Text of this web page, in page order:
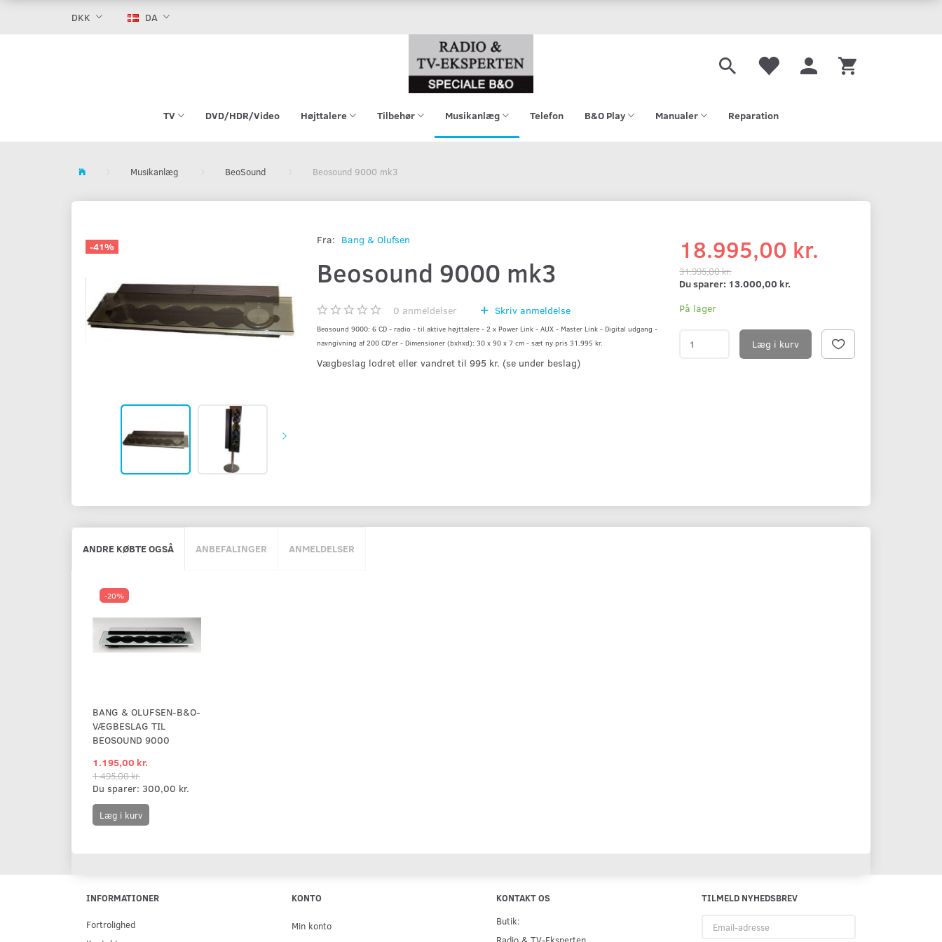
DKK DA
TV DVD/HDR/Video Højttalere Tilbehør Musikanlæg Telefon B&O Play Manualer Reparation
Musikanlæg BeoSound Beosound 9000 mk3
-41%
Fra: Bang & Olufsen
Beosound 9000 mk3
0 anmeldelser Skriv anmeldelse
Beosound 9000: 6 CD - radio - til aktive højttalere - 2 x Power Link - AUX - Master Link - Digital udgang -
navngivning af 200 CD'er - Dimensioner (bxhxd): 30 x 90 x 7 cm - sæt ny pris 31.995 kr.
Vægbeslag lodret eller vandret til 995 kr. (se under beslag)
18.995,00 kr.
31.995,00 kr.
Du sparer: 13.000,00 kr.
På lager
Læg i kurv
ANDRE KØBTE OGSÅ ANBEFALINGER ANMELDELSER
-20%
BANG & OLUFSEN-B&O-
VÆGBESLAG TIL
BEOSOUND 9000
1.195,00 kr.
1.495,00 kr.
Du sparer: 300,00 kr.
Læg i kurv
INFORMATIONER
Fortrolighed
KONTO
Min konto
KONTAKT OS
Butik:
Radio & TV-Eksperten
TILMELD NYHEDSBREV
adresse